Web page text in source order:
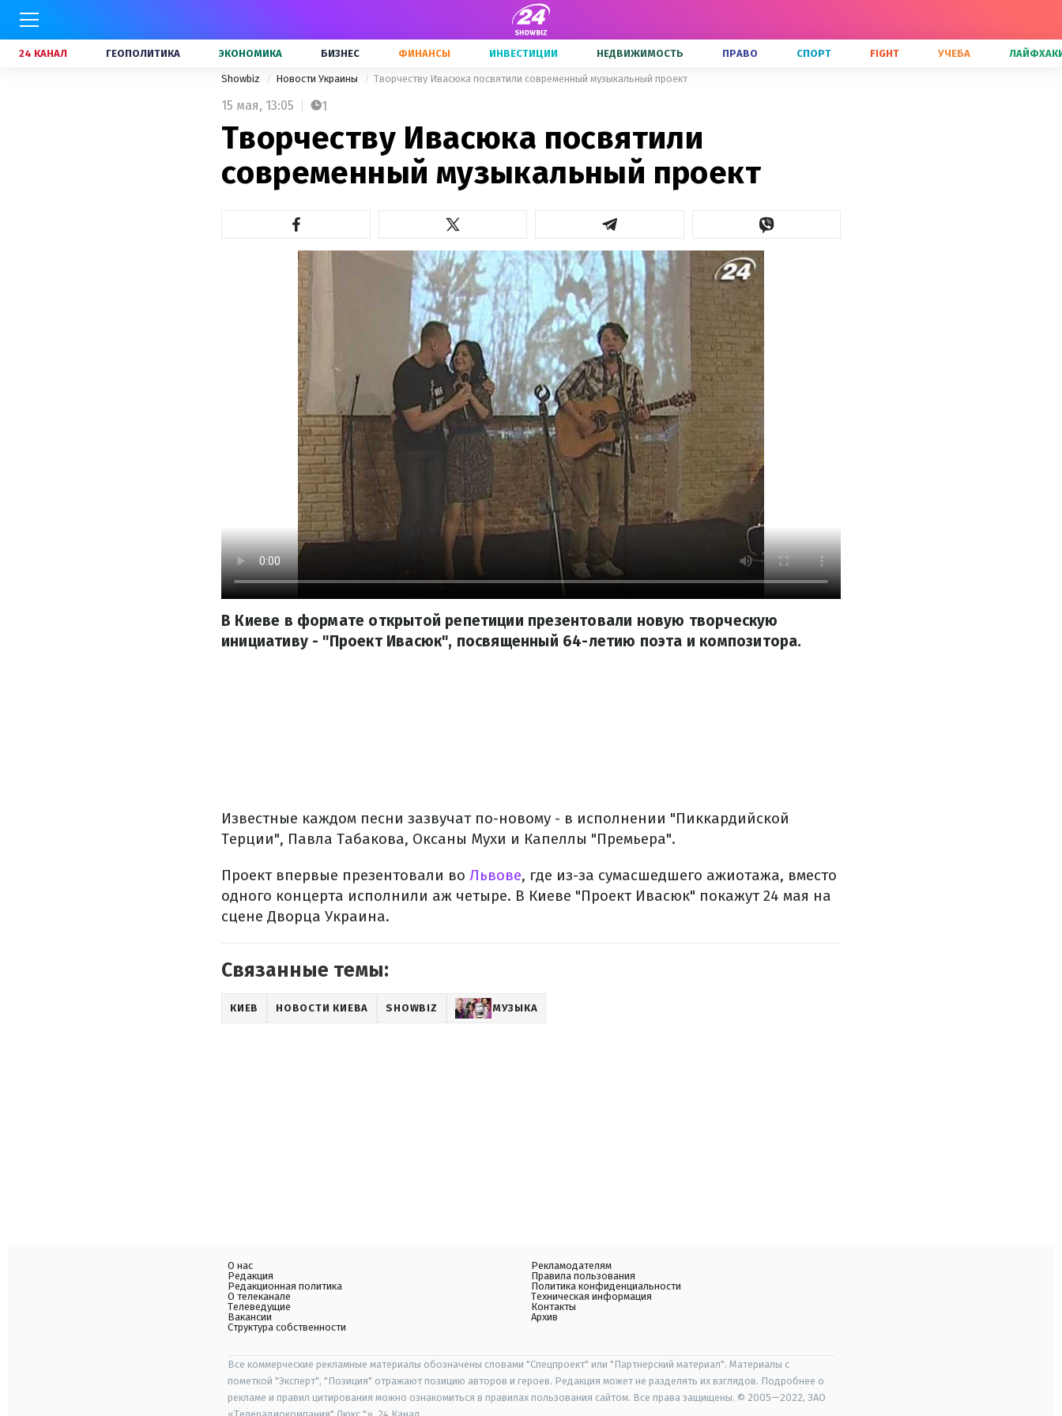
24 КАНАЛ ГЕОПОЛИТИКА ЭКОНОМИКА БИЗНЕС ФИНАНСЫ ИНВЕСТИЦИИ НЕДВИЖИМОСТЬ ПРАВО СПОРТ FIGHT УЧЕБА
Showbiz Новости Украины Творчеству Ивасюка посвятили современный музыкальный проект
15 мая, 13:05 1
Творчеству Ивасюка посвятили
современный музыкальный проект
В Киеве в формате открытой репетиции презентовали новую творческую
инициативу - "Проект Ивасюк", посвященный 64-летию поэта и композитора.
Известные каждом песни зазвучат по-новому - в исполнении "Пиккардийской
Терции", Павла Табакова, Оксаны Мухи и Капеллы "Премьера".
Проект впервые презентовали во Львове, где из-за сумасшедшего ажиотажа, вместо
одного концерта исполнили аж четыре. В Киеве "Проект Ивасюк" покажут 24 мая на
сцене Дворца Украина.
Связанные темы:
КИЕВ НОВОСТИ КИЕВА SHOWBIZ МУЗЫКА
О нас
Редакция
Редакционная политика
О телеканале
Телеведущие
Вакансии
Структура собственности
Рекламодателям
Правила пользования
Политика конфиденциальности
Техническая информация
Контакты
Архив
Все коммерческие рекламные материалы обозначены словами "Спецпроект" или "Партнерский материал". Материалы с
пометкой "Эксперт", "Позиция" отражают позицию авторов и героев. Редакция может не разделять их взглядов. Подробнее о
рекламе и правил цитирования можно ознакомиться в правилах пользования сайтом. Все права защищены. © 2005—2022, ЗАО